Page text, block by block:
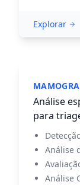
Explorar
Análise
para
Análise
Análise